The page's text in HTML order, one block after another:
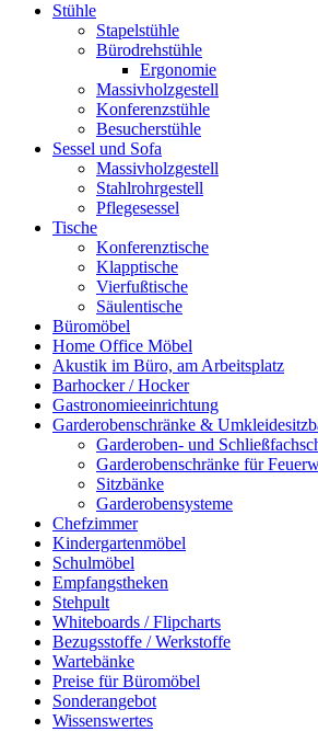
Stühle
Stapelstühle
Bürodrehstühle
Ergonomie
Massivholzgestell
Konferenzstühle
Besucherstühle
Sessel und Sofa
Massivholzgestell
Stahlrohrgestell
Pflegesessel
Tische
Konferenztische
Klapptische
Vierfußtische
Säulentische
Büromöbel
Home Office Möbel
Akustik im Büro, am Arbeitsplatz
Barhocker / Hocker
Gastronomieeinrichtung
Garderobenschränke &
Garderoben- und
Garderobenschränke für
Sitzbänke
Garderobensysteme
Chefzimmer
Kindergartenmöbel
Schulmöbel
Empfangstheken
Stehpult
Whiteboards / Flipcharts
Bezugsstoffe / Werkstoffe
Wartebänke
Preise für Büromöbel
Sonderangebot
Wissenswertes